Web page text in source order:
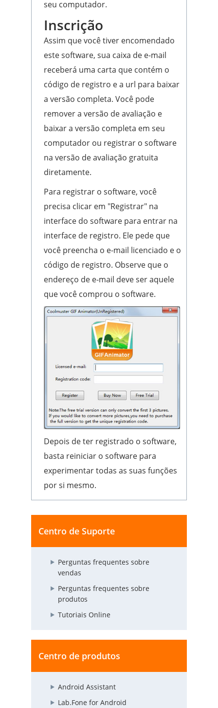
seu computador.
Inscrição
Assim que você tiver encomendado
este software, sua caixa de e-mail
receberá uma carta que contém o
código de registro e a url para baixar
a versão completa. Você pode
remover a versão de avaliação e
baixar a versão completa em seu
computador ou registrar o software
na versão de avaliação gratuita
diretamente.
Para registrar o software, você
precisa clicar em "Registrar" na
interface do software para entrar na
interface de registro. Ele pede que
você preencha o e-mail licenciado e o
código de registro. Observe que o
endereço de e-mail deve ser aquele
que você comprou o software.
Depois de ter registrado o software,
basta reiniciar o software para
experimentar todas as suas funções
por si mesmo.
Centro de Suporte
Perguntas frequentes sobre
vendas
Perguntas frequentes sobre
produtos
Tutoriais Online
Centro de produtos
Android Assistant
Lab.Fone for Android